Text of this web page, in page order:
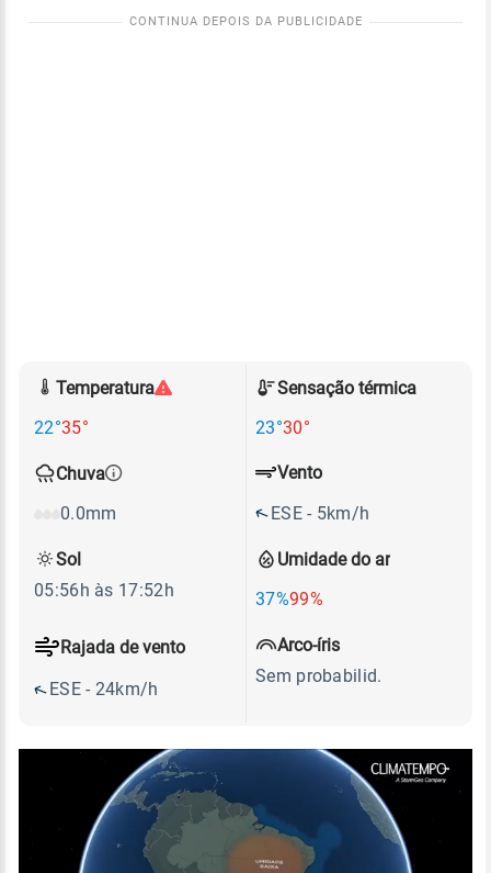
Temperatura
22°35°
Sensação térmica
23°30°
Chuva
0.0mm
Umidade do ar
37%99%
Vento
ESE - 5km/h
Rajada de vento
ESE - 24km/h
Sol
05:56h às 17:52h
Arco-íris
Sem probabilid.